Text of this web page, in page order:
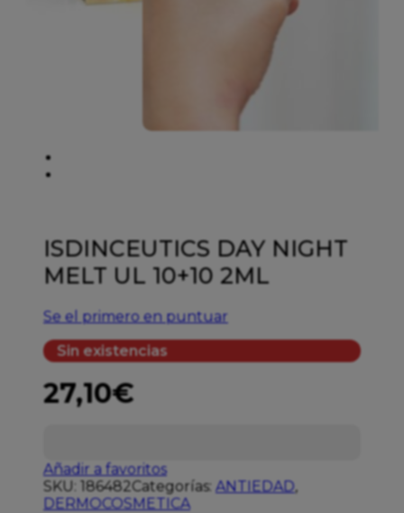
ISDINCEUTICS DAY NIGHT
MELT UL 10+10 2ML
Se el primero en puntuar
Sin existencias
27,10€
Añadir a favoritos
SKU: 186482Categorías: ANTIEDAD,
DERMOCOSMETICA